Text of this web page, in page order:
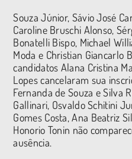
Souza Júnior, Sávio José
Caroline Bruschi Alonso,
Bonatelli Bispo, Michael
Moda e Christian Giancarlo
candidatos Alana Cristina
Lopes cancelaram sua
Fernanda de Souza e Silva
Gallinari, Osvaldo Schitini
Gomes Costa, Ana Beatriz
Honorio Tonin não
ausência.